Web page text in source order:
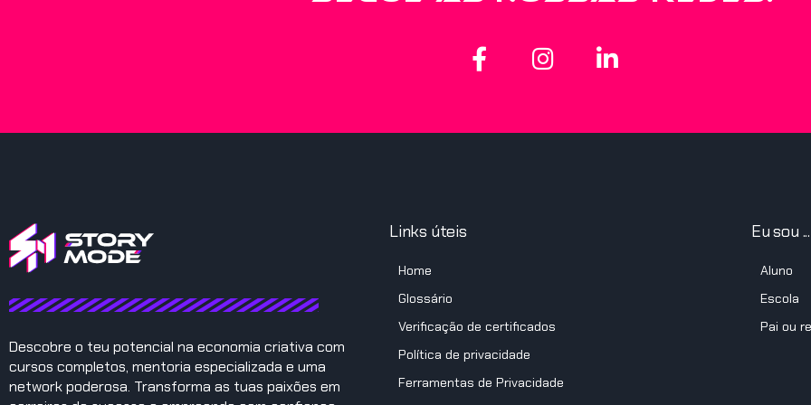
Descobre o teu potencial na economia criativa com
cursos completos, mentoria especializada e uma
network poderosa. Transforma as tuas paixões em
Links úteis
Home
Glossário
Verificação de certificados
Política de privacidade
Ferramentas de Privacidade
Eu sou ...
Aluno
Escola
Pai ou